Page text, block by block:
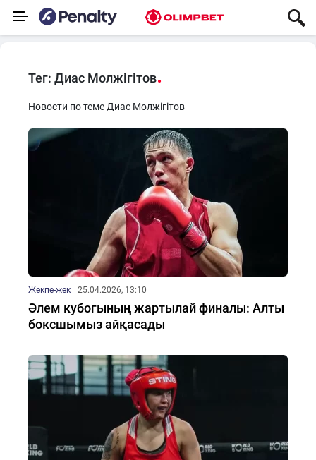
Тег: Диас Молжігітов
Новости по теме Диас Молжігітов
Жекпе-жек 25.04.2026, 13:10
Әлем кубогының жартылай финалы: Алты
боксшымыз айқасады